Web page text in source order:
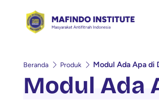
Beranda Produk Modul Ada Apa di
Modul Ada